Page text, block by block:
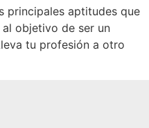
principales aptitudes que
objetivo de ser un
tu profesión a otro